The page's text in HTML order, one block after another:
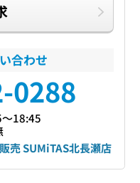
合わせ
0288
18:45
売 SUMiTAS北長瀬店